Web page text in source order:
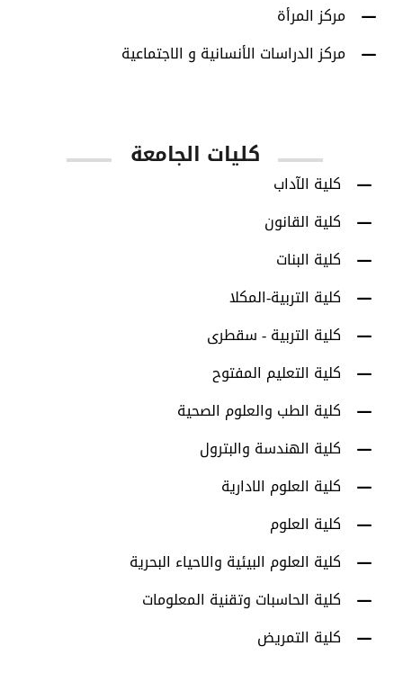
مركز المرأة
مركز الدراسات الأنسانية و الاجتماعية
كليات الجامعة
كلية الآداب
كلية القانون
كلية البنات
كلية التربية-المكلا
كلية التربية - سقطرى
كلية التعليم المفتوح
كلية الطب والعلوم الصحية
كلية الهندسة والبترول
كلية العلوم الادارية
كلية العلوم
كلية العلوم البيئية والاحياء البحرية
كلية الحاسبات وتقنية المعلومات
كلية التمريض